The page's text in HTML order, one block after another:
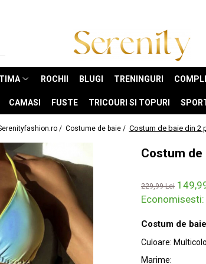
ROCHII BLUGI TRENINGURI
CAMASI FUSTE TRICOURI SI TOPURI
/ Costume de baie / Costum de baie din 2
Costum de
229,99 Lei
Economisesti:
Costum de
Culoare:
Marime: